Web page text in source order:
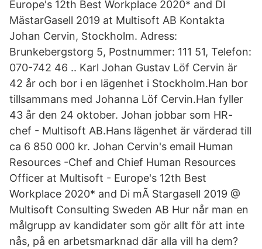
Europe's 12th Best Workplace 2020* and DI
MästarGasell 2019 at Multisoft AB Kontakta
Johan Cervin, Stockholm. Adress:
Brunkebergstorg 5, Postnummer: 111 51, Telefon:
070-742 46 .. Karl Johan Gustav Löf Cervin är
42 år och bor i en lägenhet i Stockholm.Han bor
tillsammans med Johanna Löf Cervin.Han fyller
43 år den 24 oktober. Johan jobbar som HR-
chef - Multisoft AB.Hans lägenhet är värderad till
ca 6 850 000 kr. Johan Cervin's email Human
Resources -Chef and Chief Human Resources
Officer at Multisoft - Europe's 12th Best
Workplace 2020* and Di mÃ Stargasell 2019 @
Multisoft Consulting Sweden AB Hur når man en
målgrupp av kandidater som gör allt för att inte
nås, på en arbetsmarknad där alla vill ha dem?